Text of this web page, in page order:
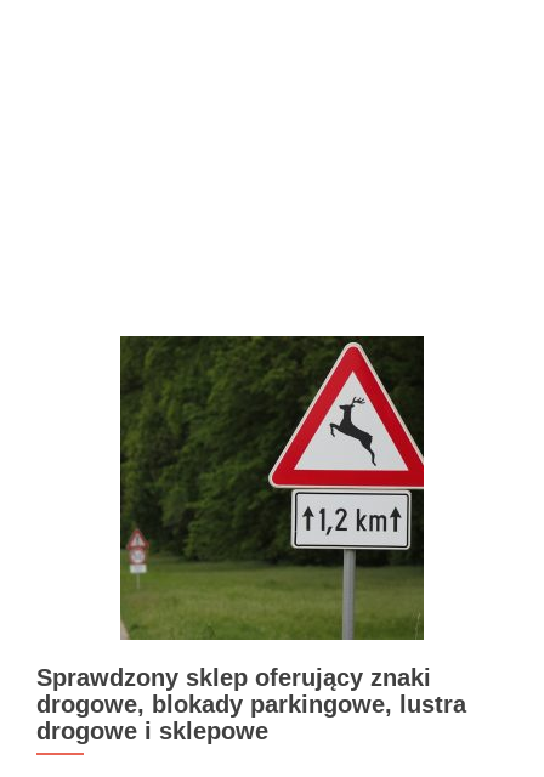
Sprawdzony sklep oferujący znaki
drogowe, blokady parkingowe, lustra
drogowe i sklepowe